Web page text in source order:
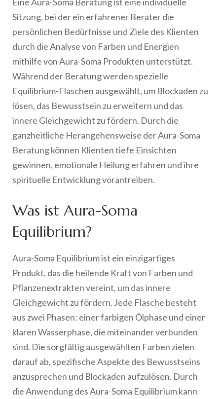
Sitzung, bei der ein erfahrener Berater die
persönlichen Bedürfnisse und Ziele des Klienten
durch die Analyse von Farben und Energien
mithilfe von Aura-Soma Produkten unterstützt.
Während der Beratung werden spezielle
Equilibrium-Flaschen ausgewählt, um Blockaden zu
lösen, das Bewusstsein zu erweitern und das
innere Gleichgewicht zu fördern. Durch die
ganzheitliche Herangehensweise der Aura-Soma
Beratung können Klienten tiefe Einsichten
gewinnen, emotionale Heilung erfahren und ihre
spirituelle Entwicklung vorantreiben.
Was ist Aura-Soma
Equilibrium?
Aura-Soma Equilibrium ist ein einzigartiges
Produkt, das die heilende Kraft von Farben und
Pflanzenextrakten vereint, um das innere
Gleichgewicht zu fördern. Jede Flasche besteht
aus zwei Phasen: einer farbigen Ölphase und einer
klaren Wasserphase, die miteinander verbunden
sind. Die sorgfältig ausgewählten Farben zielen
darauf ab, spezifische Aspekte des Bewusstseins
anzusprechen und Blockaden aufzulösen. Durch
die Anwendung des Aura-Soma Equilibrium kann